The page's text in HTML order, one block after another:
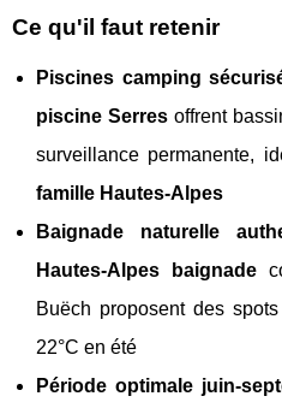
Ce qu'il faut retenir
Piscines camping
piscine Serresoffrent
surveillance permanente,
famille Hautes-Alpes
Baignade naturelle
Hautes-Alpes baignade
Buëch proposent des
22°C en été
Période optimale juin-